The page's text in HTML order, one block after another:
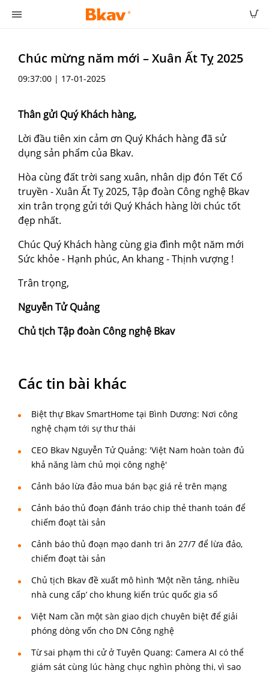
Chúc mừng năm mới – Xuân Ất Tỵ 2025
09:37:00 | 17-01-2025
Thân gửi Quý Khách hàng,
Lời đầu tiên xin cảm ơn Quý Khách hàng đã sử
dụng sản phẩm của Bkav.
Hòa cùng đất trời sang xuân, nhân dịp đón Tết Cổ
truyền - Xuân Ất Tỵ 2025, Tập đoàn Công nghệ Bkav
xin trân trọng gửi tới Quý Khách hàng lời chúc tốt
đẹp nhất.
Chúc Quý Khách hàng cùng gia đình một năm mới
Sức khỏe - Hạnh phúc, An khang - Thịnh vượng !
Trân trọng,
Nguyễn Tử Quảng
Chủ tịch Tập đoàn Công nghệ Bkav
Các tin bài khác
Biệt thự Bkav SmartHome tại Bình Dương: Nơi công
nghệ chạm tới sự thư thái
CEO Bkav Nguyễn Tử Quảng: 'Việt Nam hoàn toàn đủ
khả năng làm chủ mọi công nghệ'
Cảnh báo lừa đảo mua bán bạc giá rẻ trên mạng
Cảnh báo thủ đoạn đánh tráo chip thẻ thanh toán để
chiếm đoạt tài sản
Cảnh báo thủ đoạn mạo danh tri ân 27/7 để lừa đảo,
chiếm đoạt tài sản
Chủ tịch Bkav đề xuất mô hình ‘Một nền tảng, nhiều
nhà cung cấp’ cho khung kiến trúc quốc gia số
Việt Nam cần một sàn giao dịch chuyên biệt để giải
phóng dòng vốn cho DN Công nghệ
Từ sai phạm thi cử ở Tuyên Quang: Camera AI có thể
giám sát cùng lúc hàng chục nghìn phòng thi, vì sao